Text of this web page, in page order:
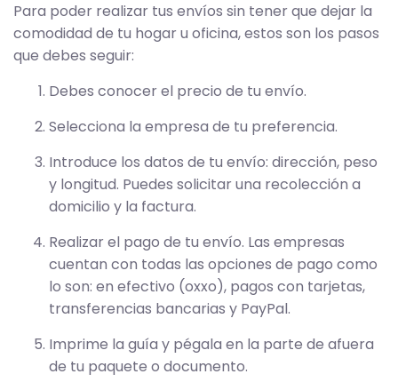
Para poder realizar tus envíos sin tener que dejar la
comodidad de tu hogar u oficina, estos son los pasos
que debes seguir:
Debes conocer el precio de tu envío.
Selecciona la empresa de tu preferencia.
Introduce los datos de tu envío: dirección, peso
y longitud. Puedes solicitar una recolección a
domicilio y la factura.
Realizar el pago de tu envío. Las empresas
cuentan con todas las opciones de pago como
lo son: en efectivo (oxxo), pagos con tarjetas,
transferencias bancarias y PayPal.
Imprime la guía y pégala en la parte de afuera
de tu paquete o documento.